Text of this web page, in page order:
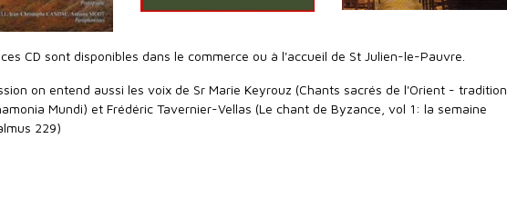
CD sont disponibles dans le commerce ou à l'accueil de St Julien-le-Pauvre.
on entend aussi les voix de Sr Marie Keyrouz (Chants sacrés de l'Orient - tradition
Mundi) et Frédéric Tavernier-Vellas (Le chant de Byzance, vol 1: la semaine
229)